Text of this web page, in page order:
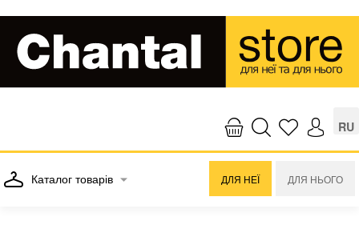
RU
Каталог товарів ДЛЯ НЕЇ ДЛЯ НЬОГО